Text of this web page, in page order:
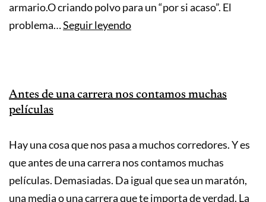
armario.O criando polvo para un “por si acaso”. El
problema…Seguir leyendoInvertir
zapatillas)
Antes de una carrera nos contamos muchas
películas
Hay una cosa que nos pasa a muchos corredores. Y es
que antes de una carrera nos contamos muchas
películas. Demasiadas. Da igual que sea un maratón,
una media o una carrera que te importa de verdad. La